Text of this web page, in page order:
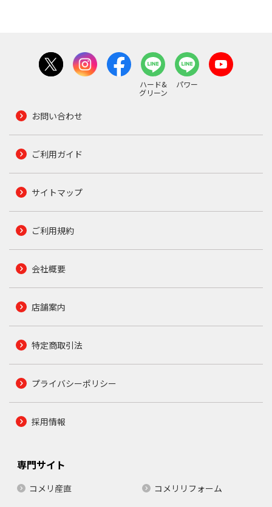
ハード&
グリーン
パワー
お問い合わせ
ご利用ガイド
サイトマップ
ご利用規約
会社概要
店舗案内
特定商取引法
プライバシーポリシー
採用情報
専門サイト
コメリ産直
コメリリフォーム